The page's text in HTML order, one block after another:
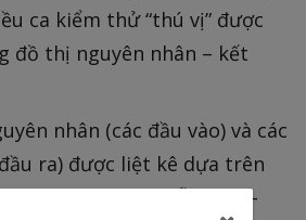
ca kiểm thử “thú vị” được
đồ thị nguyên nhân – kết
nhân (các đầu vào) và các
ra) được liệt kê dựa trên
định danh cho mỗi nhân -